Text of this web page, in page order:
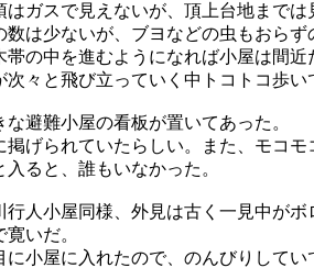
はガスで見えないが、頂上台地までは
数は少ないが、ブヨなどの虫もおら
帯の中を進むようになれば小屋は間近
次々と飛び立っていく中トコトコ歩
避難小屋の看板が置いてあった。
掲げられていたらしい。また、モコ
ると、誰もいなかった。
行人小屋同様、外見は古く一見中が
いだ。
に小屋に入れたので、のんびりして